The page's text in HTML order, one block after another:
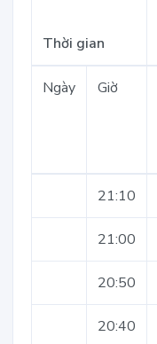
Thời gian
Ngày Giờ
21:10
21:00
20:50
20:40